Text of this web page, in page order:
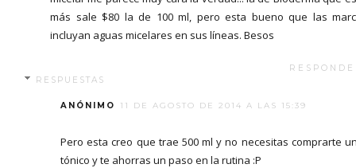
más sale $80 la de 100 ml, pero esta bueno que las
incluyan aguas micelares en sus líneas. Besos
RESPUESTAS
ANÓNIMO 11 DE AGOSTO DE 2014 A LAS 15:39
Pero esta creo que trae 500 ml y no necesitas comprarte
tónico y te ahorras un paso en la rutina :P